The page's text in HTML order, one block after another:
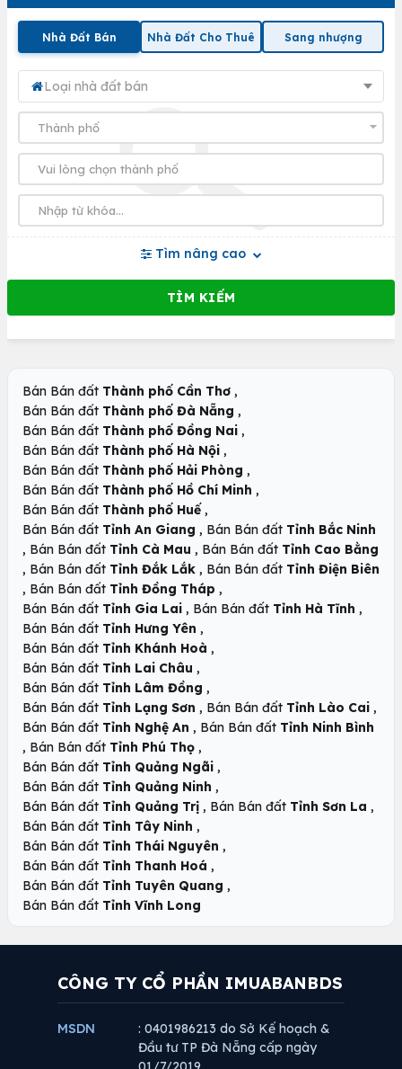
Nhà Đất Bán Nhà Đất Cho Thuê Sang nhượng
Loại nhà đất bán
Tìm nâng cao
Bán Bán đất Thành phố Cần Thơ ,
Bán Bán đất Thành phố Đà Nẵng ,
Bán Bán đất Thành phố Đồng Nai ,
Bán Bán đất Thành phố Hà Nội ,
Bán Bán đất Thành phố Hải Phòng ,
Bán Bán đất Thành phố Hồ Chí Minh ,
Bán Bán đất Thành phố Huế ,
Bán Bán đất Tỉnh An Giang , Bán Bán đất Tỉnh Bắc Ninh
, Bán Bán đất Tỉnh Cà Mau , Bán Bán đất Tỉnh Cao Bằng
, Bán Bán đất Tỉnh Đắk Lắk , Bán Bán đất Tỉnh Điện Biên
, Bán Bán đất Tỉnh Đồng Tháp ,
Bán Bán đất Tỉnh Gia Lai , Bán Bán đất Tỉnh Hà Tĩnh ,
Bán Bán đất Tỉnh Hưng Yên ,
Bán Bán đất Tỉnh Khánh Hoà ,
Bán Bán đất Tỉnh Lai Châu ,
Bán Bán đất Tỉnh Lâm Đồng ,
Bán Bán đất Tỉnh Lạng Sơn , Bán Bán đất Tỉnh Lào Cai ,
Bán Bán đất Tỉnh Nghệ An , Bán Bán đất Tỉnh Ninh Bình
, Bán Bán đất Tỉnh Phú Thọ ,
Bán Bán đất Tỉnh Quảng Ngãi ,
Bán Bán đất Tỉnh Quảng Ninh ,
Bán Bán đất Tỉnh Quảng Trị , Bán Bán đất Tỉnh Sơn La ,
Bán Bán đất Tỉnh Tây Ninh ,
Bán Bán đất Tỉnh Thái Nguyên ,
Bán Bán đất Tỉnh Thanh Hoá ,
Bán Bán đất Tỉnh Tuyên Quang ,
Bán Bán đất Tỉnh Vĩnh Long
CÔNG TY CỔ PHẦN IMUABANBDS
MSDN
: 0401986213 do Sở Kế hoạch &
Đầu tư TP Đà Nẵng cấp ngày